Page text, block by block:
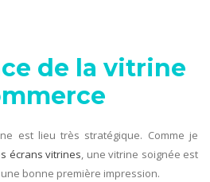
de la vitrine
est lieu très stratégique. Comme je
écrans vitrines, une vitrine soignée est
bonne première impression.